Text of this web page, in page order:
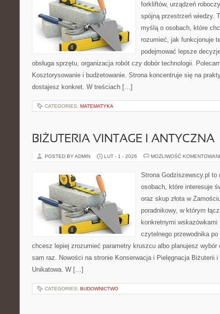
forkliftów, urządzeń
spójną przestrzeń wiedzy.
myślą o osobach, które
rozumieć, jak funkcjonuje
podejmować lepsze
obsługa sprzętu, organizacja robót czy dobór technologii.
Kosztorysowanie i budżetowanie. Strona koncentruje się na
dostajesz konkret. W treściach […]
CATEGORIES: MATEMATYKA
BIŻUTERIA VINTAGE I ANTYCZNA
POSTED BY ADMIN LUT - 1 - 2026 MOŻLIWOŚĆ
Strona Godziszewscy.pl
osobach, które interesuje
oraz skup złota w
poradnikowy, w którym
konkretnymi
czytelnego przewodnika
chcesz lepiej zrozumieć parametry kruszcu albo planujesz
sam raz. Nowości na stronie Konserwacja i Pielęgnacja Biżuterii
Unikatowa. W […]
CATEGORIES: BUDOWNICTWO